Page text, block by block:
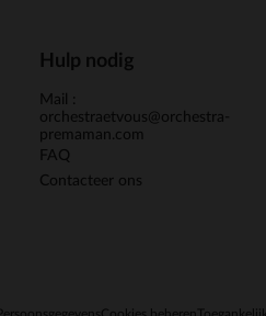
Hulp nodig
Mail :
orchestraetvous@orchestra-
premaman.com
FAQ
Contacteer ons